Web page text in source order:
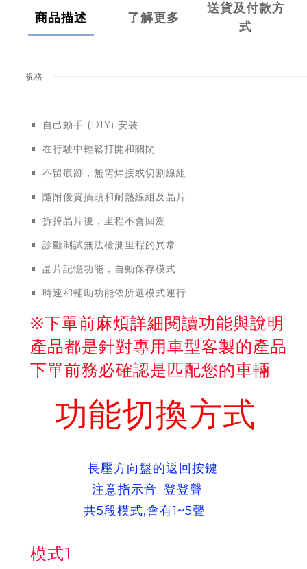
商品描述 了解更多
送貨及付款方
式
規格
自己動手 (DIY) 安裝
在行駛中輕鬆打開和關閉
不留痕跡，無需焊接或切割線組
隨附優質插頭和耐熱線組及晶片
拆掉晶片後，里程不會回溯
診斷測試無法檢測里程的異常
晶片記憶功能，自動保存模式
時速和輔助功能依所選模式運行
※下單前麻煩詳細閱讀功能與說明
產品都是針對專用車型客製的產品
下單前務必確認是匹配您的車輛
功能切換方式
長壓方向盤的返回按鍵
注意指示音: 登登聲
共5段模式,會有1~5聲
模式1